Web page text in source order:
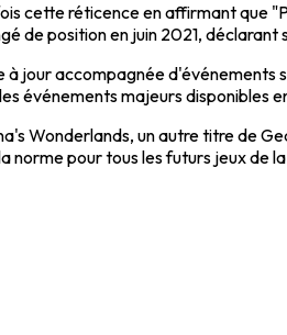
cette réticence en affirmant que
de position en juin 2021,
jour accompagnée
événements majeurs disponibles
Wonderlands, un autre titre de
pour tous les futurs jeux de